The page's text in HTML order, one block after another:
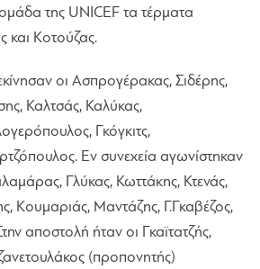
ομάδα της UNICEF τα τέρματα
και Κοτούζας.
οι Ασπρογέρακας, Σιδέρης,
Καλτσάς, Καλύκας,
Γκόγκιτς,
Εν συνεχεία αγωνίστηκαν
Γλύκας, Κωττάκης, Κτενάς,
Κουμαριάς, Μαντάζης, Γ.Γκαβέζος,
αποστολή ήταν οι Γκαϊτατζής,
(προπονητής)